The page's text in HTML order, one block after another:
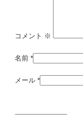
コメント ※
名前 *
メール *